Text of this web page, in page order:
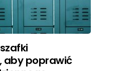
aby poprawić